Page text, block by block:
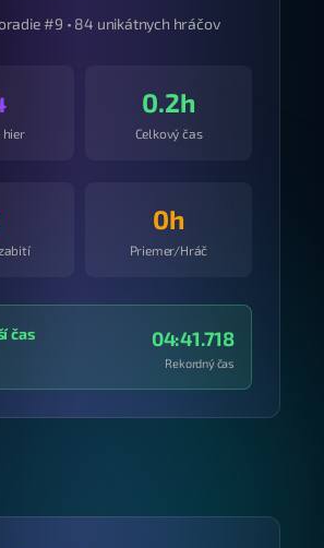
#9 • 84 unikátnych hráčov
hier
0.2h
Celkový čas
0h
Priemer/Hráč
čas 04:41.718
Rekordný čas